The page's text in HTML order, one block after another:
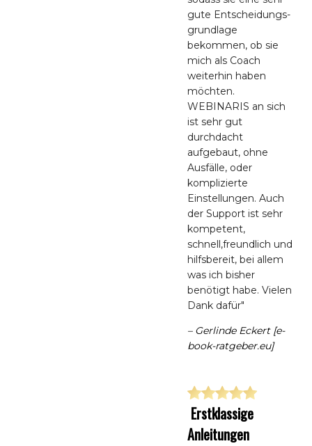
gute Entscheidungs-
grundlage
bekommen, ob sie
mich als Coach
weiterhin haben
möchten.
WEBINARIS an sich
ist sehr gut
durchdacht
aufgebaut, ohne
Ausfälle, oder
komplizierte
Einstellungen. Auch
der Support ist sehr
kompetent,
schnell,freundlich und
hilfsbereit, bei allem
was ich bisher
benötigt habe. Vielen
Dank dafür"
– Gerlinde Eckert [e-
book-ratgeber.eu]
Erstklassige
Anleitungen